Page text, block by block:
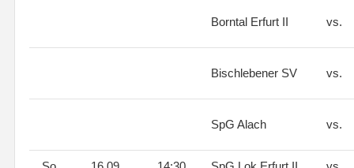
Borntal Erfurt II vs.
Bischlebener SV vs.
SpG Alach vs.